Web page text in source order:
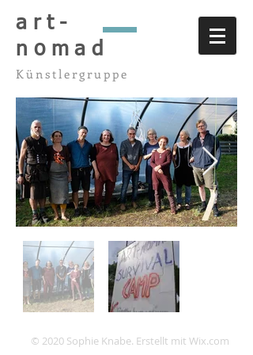
art-
nomad
Künstlergruppe
© 2020 Sophie Knabe. Erstellt mit Wix.com